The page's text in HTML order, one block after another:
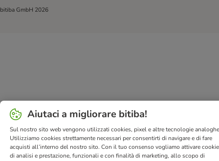
bitiba GmbH 2026
Aiutaci a migliorare bitiba!
Sul nostro sito web vengono utilizzati cookies, pixel e altre tecnologie
Utilizziamo cookies strettamente necessari per consentirti di navigare e di fare
acquisti all’interno del nostro sito. Con il tuo consenso vogliamo attivare
di analisi e prestazione, funzionali e con finalità di marketing, allo scopo di